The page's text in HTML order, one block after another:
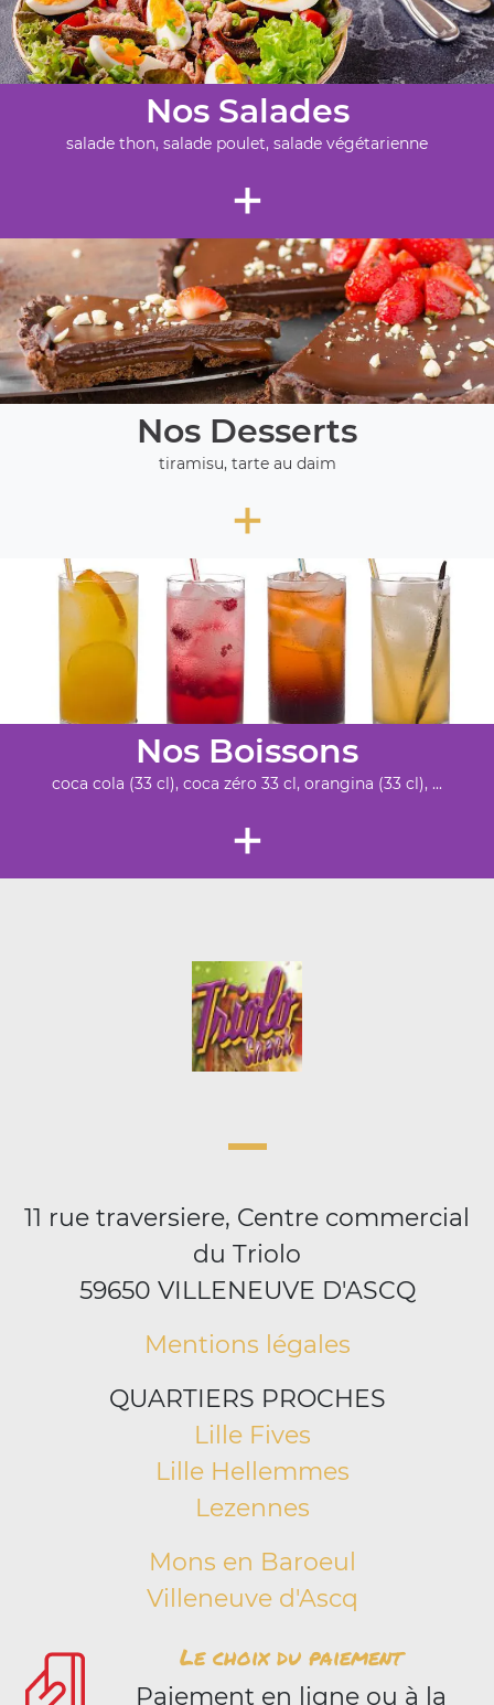
Nos Salades
salade thon, salade poulet, salade végétarienne
+
Nos Desserts
tiramisu, tarte au daim
+
Nos Boissons
coca cola (33 cl), coca zéro 33 cl, orangina (33 cl), ...
+
11 rue traversiere, Centre commercial
du Triolo
59650 VILLENEUVE D'ASCQ
Mentions légales
QUARTIERS PROCHES
Lille Fives
Lille Hellemmes
Lezennes
Mons en Baroeul
Villeneuve d'Ascq
Le choix du paiement
Paiement en ligne ou à la